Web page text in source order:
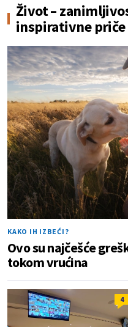
Život –
inspirativne priče
KAKO IH IZBEĆI?
Ovo su najčešće
tokom vrućina
4